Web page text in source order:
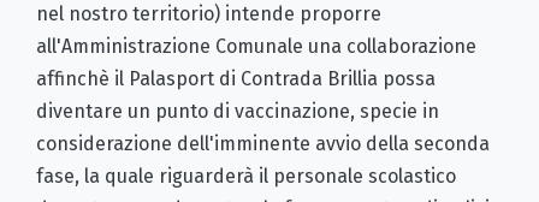
nel nostro territorio) intende proporre
all'Amministrazione Comunale una collaborazione
affinchè il Palasport di Contrada Brillia possa
diventare un punto di vaccinazione, specie in
considerazione dell'imminente avvio della seconda
fase, la quale riguarderà il personale scolastico